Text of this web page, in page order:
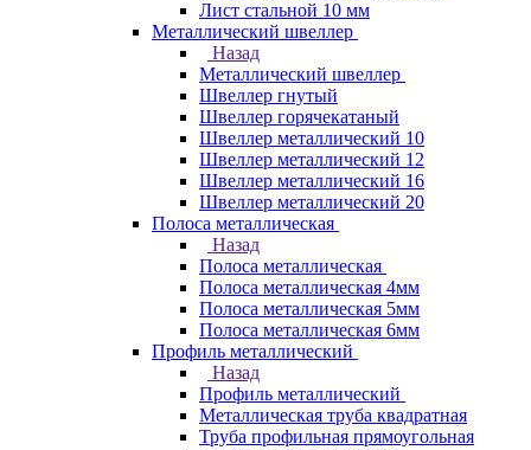
Лист стальной 10 мм
Металлический швеллер
Назад
Металлический швеллер
Швеллер гнутый
Швеллер горячекатаный
Швеллер металлический 10
Швеллер металлический 12
Швеллер металлический 16
Швеллер металлический 20
Полоса металлическая
Назад
Полоса металлическая
Полоса металлическая 4мм
Полоса металлическая 5мм
Полоса металлическая 6мм
Профиль металлический
Назад
Профиль металлический
Металлическая труба квадратная
Труба профильная прямоугольная